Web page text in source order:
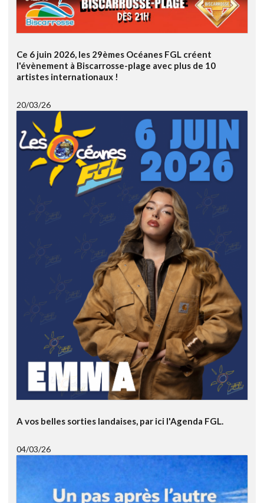
Ce 6 juin 2026, les 29èmes Océanes FGL créent
l'évènement à Biscarrosse-plage avec plus de 10
artistes internationaux !
20/03/26
A vos belles sorties landaises, par ici l'Agenda FGL.
04/03/26